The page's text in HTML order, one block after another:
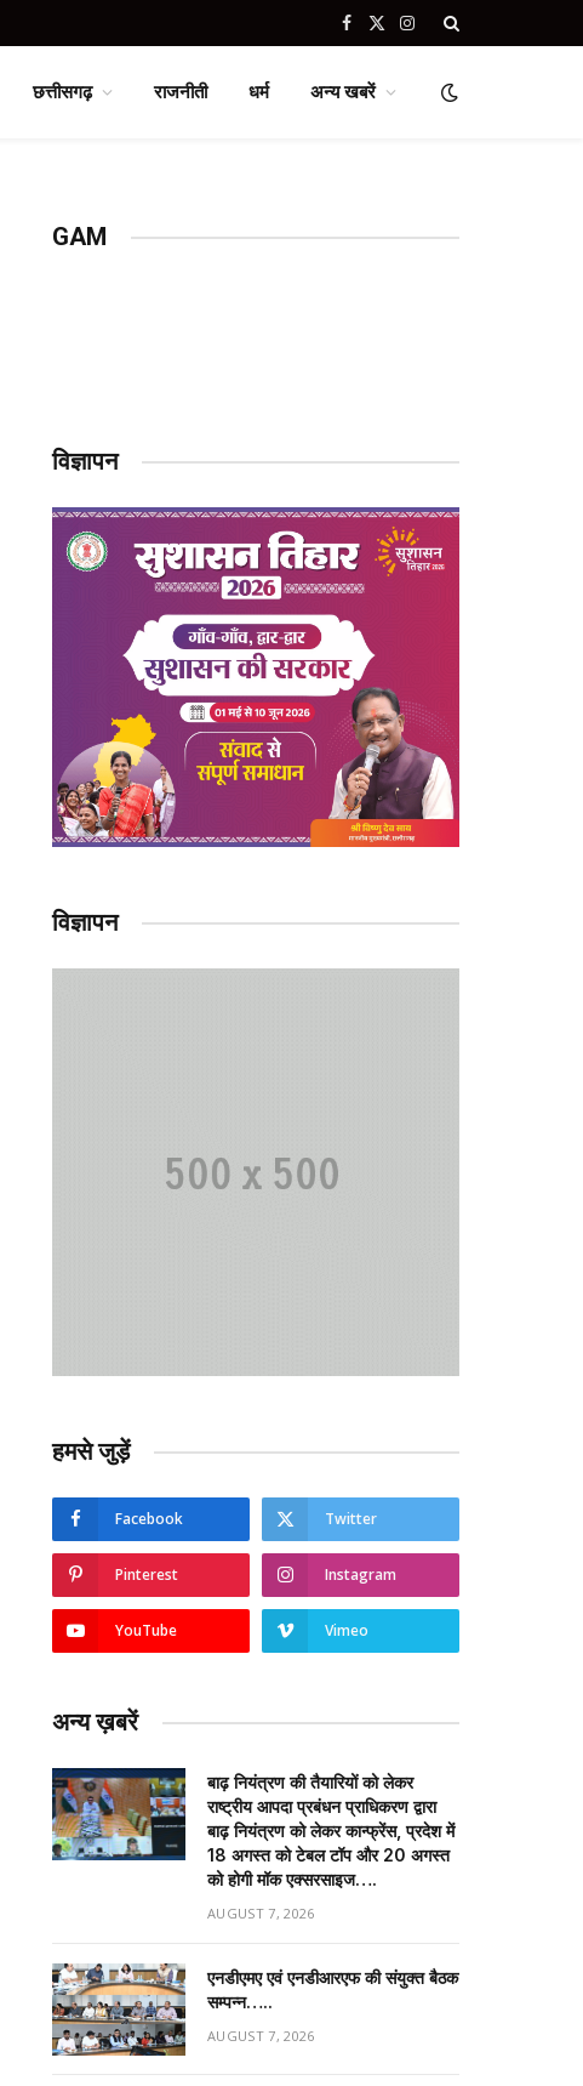
Facebook
X
Instagram
छत्तीसगढ़ राजनीती धर्म अन्य खबरें
GAM
विज्ञापन
विज्ञापन
हमसे जुड़ें
Facebook Twitter
Pinterest Instagram
YouTube Vimeo
अन्य ख़बरें
बाढ़ नियंत्रण की तैयारियों को लेकर
राष्ट्रीय आपदा प्रबंधन प्राधिकरण द्वारा
बाढ़ नियंत्रण को लेकर कान्फ्रेंस, प्रदेश में
18 अगस्त को टेबल टॉप और 20 अगस्त
को होगी मॉक एक्सरसाइज….
AUGUST 7, 2026
एनडीएमए एवं एनडीआरएफ की संयुक्त बैठक
सम्पन्न…..
AUGUST 7, 2026